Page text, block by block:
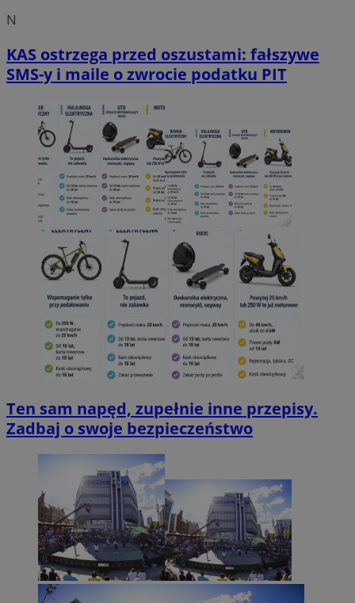
N
KAS ostrzega przed oszustami: fałszywe
SMS-y i maile o zwrocie podatku PIT
Ten sam napęd, zupełnie inne przepisy.
Zadbaj o swoje bezpieczeństwo